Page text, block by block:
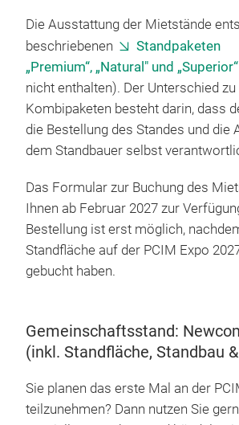
Die Ausstattung der Mietstände
beschriebenen
Standpaketen
„Premium“, „Natural" und „Superior“
nicht enthalten). Der Unterschied zu
Kombipaketen besteht darin, dass
die Bestellung des Standes und die
dem Standbauer selbst
Das Formular zur Buchung des
Ihnen ab Februar 2027 zur
Bestellung ist erst möglich,
Standfläche auf der PCIM Expo
gebucht haben.
Gemeinschaftsstand:
(inkl. Standfläche, Standbau
Sie planen das erste Mal an der
teilzunehmen? Dann nutzen Sie